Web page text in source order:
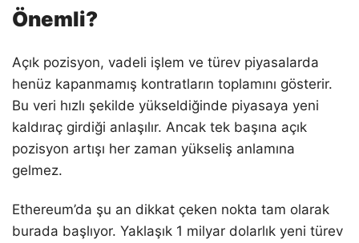
Önemli?
Açık pozisyon, vadeli işlem ve türev piyasalarda
henüz kapanmamış kontratların toplamını gösterir.
Bu veri hızlı şekilde yükseldiğinde piyasaya yeni
kaldıraç girdiği anlaşılır. Ancak tek başına açık
pozisyon artışı her zaman yükseliş anlamına
gelmez.
Ethereum’da şu an dikkat çeken nokta tam olarak
burada başlıyor. Yaklaşık 1 milyar dolarlık yeni türev